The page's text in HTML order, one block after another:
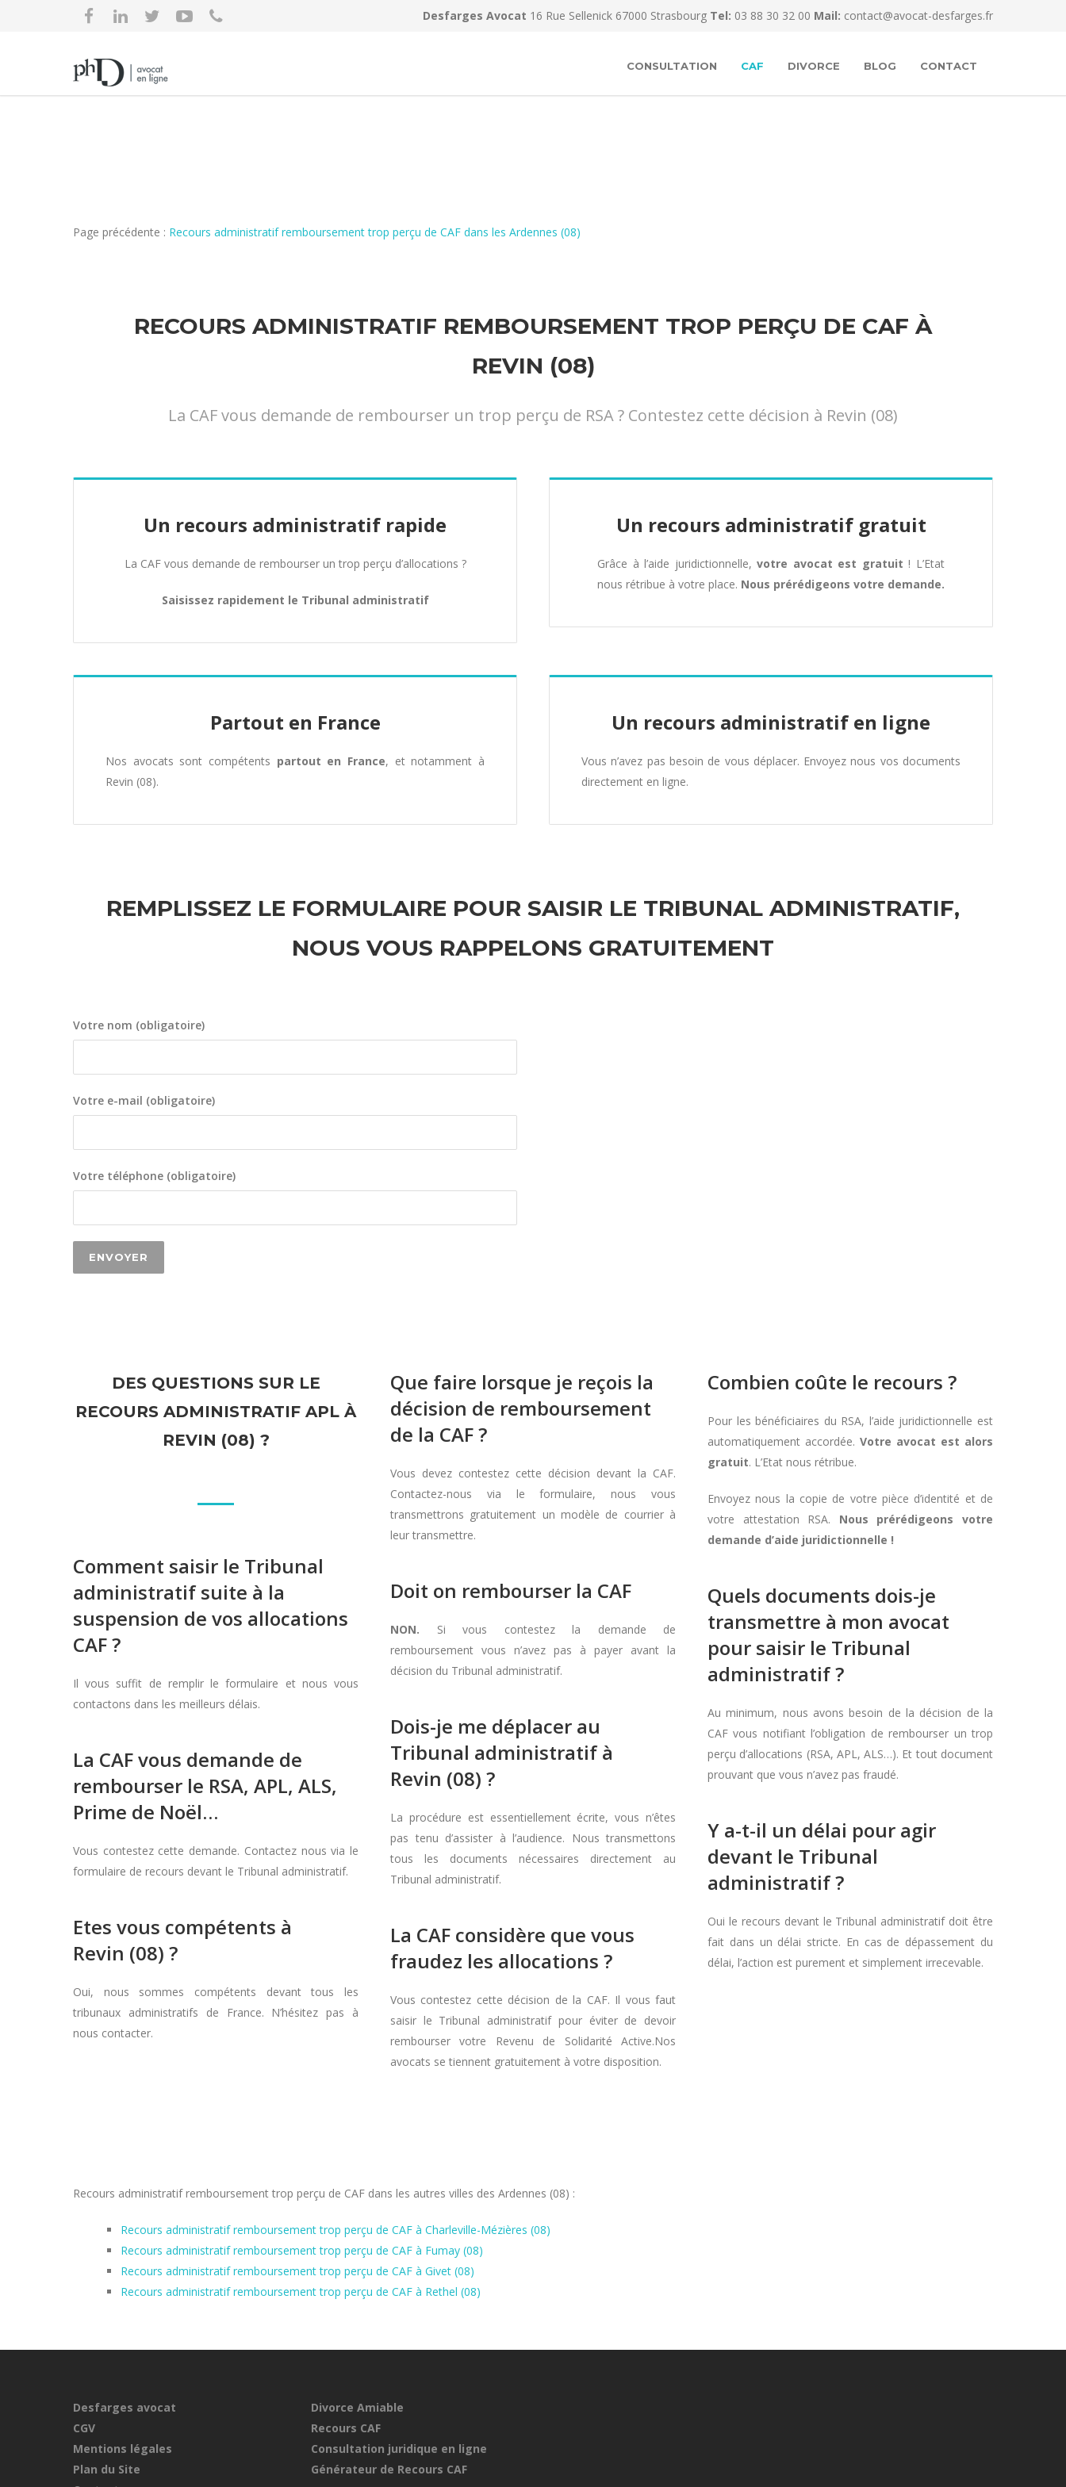
Desfarges Avocat 16 Rue Sellenick 67000 Strasbourg Tel: 03 88 30 32 00 Mail: contact@avocat-desfarges.fr
CONSULTATION CAF DIVORCE BLOG CONTACT
Page précédente : Recours administratif remboursement trop perçu de CAF dans les Ardennes (08)
RECOURS ADMINISTRATIF REMBOURSEMENT TROP PERÇU DE CAF À
REVIN (08)
La CAF vous demande de rembourser un trop perçu de RSA ? Contestez cette décision à Revin (08)
Un recours administratif rapide
La CAF vous demande de rembourser un trop perçu d’allocations ?
Saisissez rapidement le Tribunal administratif
Un recours administratif gratuit
Grâce à l’aide juridictionnelle,votre avocat est gratuit ! L’Etat
nous rétribue à votre place. Nous prérédigeons votre demande.
Partout en France
Nos avocats sont compétents partout en France, et notamment à
Revin (08).
Un recours administratif en ligne
Vous n’avez pas besoin de vous déplacer. Envoyez nous vos documents
directement en ligne.
REMPLISSEZ LE FORMULAIRE POUR SAISIR LE TRIBUNAL ADMINISTRATIF,
NOUS VOUS RAPPELONS GRATUITEMENT
Votre nom (obligatoire)
Votre e-mail (obligatoire)
Votre téléphone (obligatoire)
DES QUESTIONS SUR LE
RECOURS ADMINISTRATIF APL À
REVIN (08) ?
Comment saisir le Tribunal
administratif suite à la
suspension de vos allocations
CAF ?
Il vous suffit de remplir le formulaire et nous vous
contactons dans les meilleurs délais.
La CAF vous demande de
rembourser le RSA, APL, ALS,
Prime de Noël…
Vous contestez cette demande. Contactez nous via le
formulaire de recours devant le Tribunal administratif.
Etes vous compétents à
Revin (08) ?
Oui, nous sommes compétents devant tous les
tribunaux administratifs de France. N’hésitez pas à
nous contacter.
Que faire lorsque je reçois la
décision de remboursement
de la CAF ?
Vous devez contestez cette décision devant la CAF.
Contactez-nous via le formulaire, nous vous
transmettrons gratuitement un modèle de courrier à
leur transmettre.
Doit on rembourser la CAF
NON. Si vous contestez la demande de
remboursement vous n’avez pas à payer avant la
décision du Tribunal administratif.
Dois-je me déplacer au
Tribunal administratif à
Revin (08) ?
La procédure est essentiellement écrite, vous n’êtes
pas tenu d’assister à l’audience. Nous transmettons
tous les documents nécessaires directement au
Tribunal administratif.
La CAF considère que vous
fraudez les allocations ?
Vous contestez cette décision de la CAF. Il vous faut
saisir le Tribunal administratif pour éviter de devoir
rembourser votre Revenu de Solidarité Active.Nos
avocats se tiennent gratuitement à votre disposition.
Combien coûte le recours ?
Pour les bénéficiaires du RSA, l’aide juridictionnelle est
automatiquement accordée. Votre avocat est alors
gratuit. L’Etat nous rétribue.
Envoyez nous la copie de votre pièce d’identité et de
votre attestation RSA. Nous prérédigeons votre
demande d’aide juridictionnelle !
Quels documents dois-je
transmettre à mon avocat
pour saisir le Tribunal
administratif ?
Au minimum, nous avons besoin de la décision de la
CAF vous notifiant l’obligation de rembourser un trop
perçu d’allocations (RSA, APL, ALS…). Et tout document
prouvant que vous n’avez pas fraudé.
Y a-t-il un délai pour agir
devant le Tribunal
administratif ?
Oui le recours devant le Tribunal administratif doit être
fait dans un délai stricte. En cas de dépassement du
délai, l’action est purement et simplement irrecevable.
Recours administratif remboursement trop perçu de CAF dans les autres villes des Ardennes (08) :
Recours administratif remboursement trop perçu de CAF à Charleville-Mézières (08)
Recours administratif remboursement trop perçu de CAF à Fumay (08)
Recours administratif remboursement trop perçu de CAF à Givet (08)
Recours administratif remboursement trop perçu de CAF à Rethel (08)
Desfarges avocat
CGV
Mentions légales
Plan du Site
Divorce Amiable
Recours CAF
Consultation juridique en ligne
Générateur de Recours CAF